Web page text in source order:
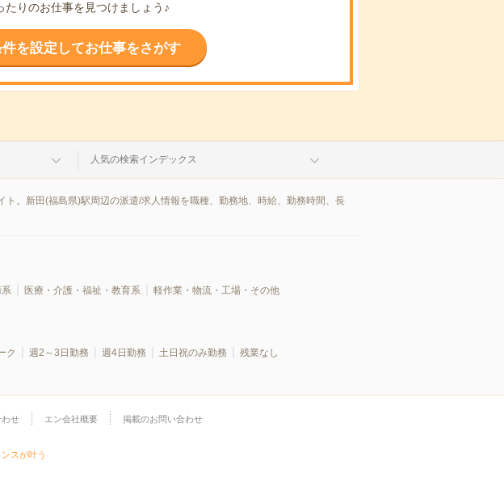
りのお仕事を見つけましょう♪
を設定してお仕事をさがす
人気の検索インデックス
。新田(福島県)駅周辺の派遣/求人情報を職種、勤務地、時給、勤務時間、長
医療・介護・福祉・教育系 軽作業・物流・工場・その他
ク 週2～3日勤務 週4日勤務 土日祝のみ勤務
残業なし
せ エン会社概要 掲載のお問い合わせ
スが叶う